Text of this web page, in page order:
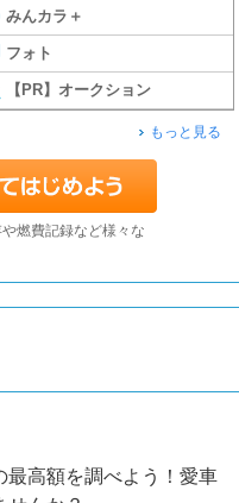
みんカラ＋
フォト
【PR】オークション
もっと見る
燃費記録など様々な
最高額を調べよう！愛車